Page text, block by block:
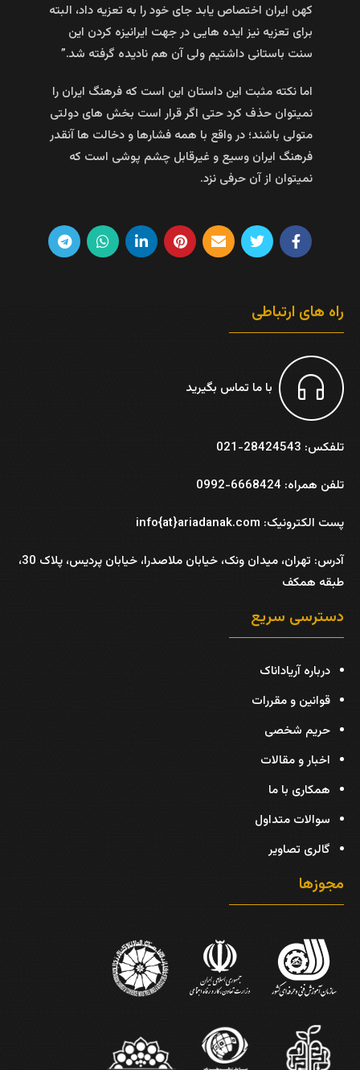
کهن ایران اختصاص یابد جای خود را به تعزیه داد، البته
برای تعزیه نیز ایده هایی در جهت ایرانیزه کردن این
سنت باستانی داشتیم ولی آن هم نادیده گرفته شد.”
اما نکته مثبت این داستان این است که فرهنگ ایران را
نمیتوان حذف کرد حتی اگر قرار است بخش های دولتی
متولی باشند؛ در واقع با همه فشارها و دخالت ها آنقدر
فرهنگ ایران وسیع و غیرقابل چشم پوشی است که
نمیتوان از آن حرفی نزد.
راه های ارتباطی
با ما تماس بگیرید
تلفکس: 28424543-021
تلفن همراه: 6668424-0992
پست الکترونیک: info{at}ariadanak.com
آدرس:
تهران، میدان ونک، خیابان ملاصدرا، خیابان پردیس، پلاک 30،
طبقه همکف
دسترسی سریع
درباره آریاداناک
قوانین و مقررات
حریم شخصی
اخبار و مقالات
همکاری با ما
سوالات متداول
گالری تصاویر
مجوزها